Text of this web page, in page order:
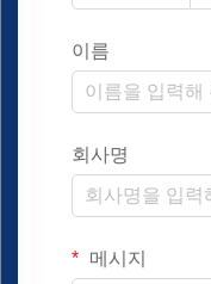
이름
회사명
메시지